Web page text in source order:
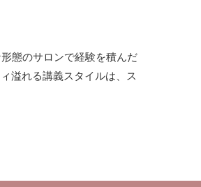
態のサロンで経験を積んだ
溢れる講義スタイルは、ス